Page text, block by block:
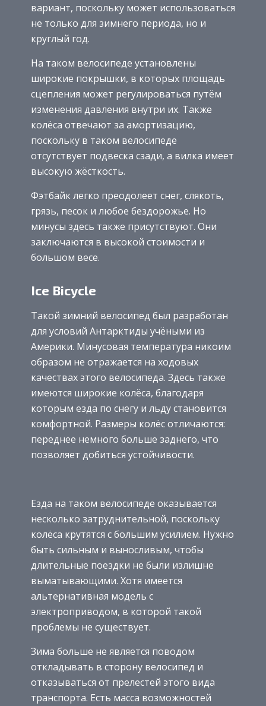
вариант, поскольку может использоваться
не только для зимнего периода, но и
круглый год.
На таком велосипеде установлены
широкие покрышки, в которых площадь
сцепления может регулироваться путём
изменения давления внутри их. Также
колёса отвечают за амортизацию,
поскольку в таком велосипеде
отсутствует подвеска сзади, а вилка имеет
высокую жёсткость.
Фэтбайк легко преодолеет снег, слякоть,
грязь, песок и любое бездорожье. Но
минусы здесь также присутствуют. Они
заключаются в высокой стоимости и
большом весе.
Ice Bicycle
Такой зимний велосипед был разработан
для условий Антарктиды учёными из
Америки. Минусовая температура никоим
образом не отражается на ходовых
качествах этого велосипеда. Здесь также
имеются широкие колёса, благодаря
которым езда по снегу и льду становится
комфортной. Размеры колёс отличаются:
переднее немного больше заднего, что
позволяет добиться устойчивости.
Езда на таком велосипеде оказывается
несколько затруднительной, поскольку
колёса крутятся с большим усилием. Нужно
быть сильным и выносливым, чтобы
длительные поездки не были излишне
выматывающими. Хотя имеется
альтернативная модель с
электроприводом, в которой такой
проблемы не существует.
Зима больше не является поводом
откладывать в сторону велосипед и
отказываться от прелестей этого вида
транспорта. Есть масса возможностей